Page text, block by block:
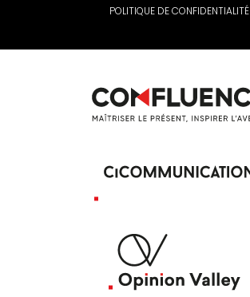
POLITIQUE DE CONFIDENTIALITÉ